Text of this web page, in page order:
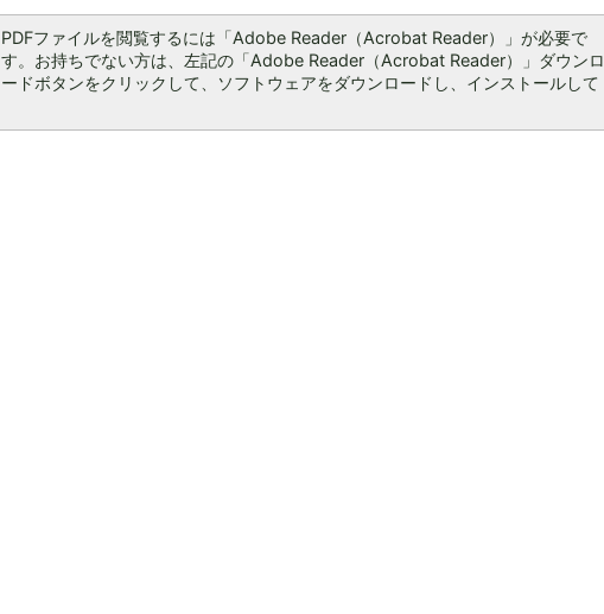
PDFファイルを閲覧するには「Adobe Reader（Acrobat Reader）」が必要で
す。お持ちでない方は、左記の「Adobe Reader（Acrobat Reader）」ダウンロ
ードボタンをクリックして、ソフトウェアをダウンロードし、インストールして